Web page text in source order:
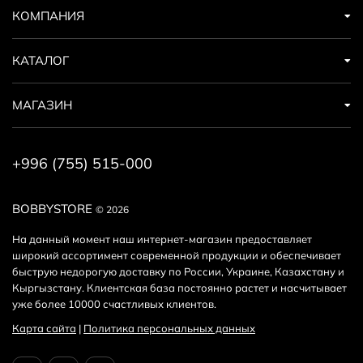
BOBBYSTORE © 2026
На данный момент наш интернет-магазин предоставляет
широкий ассортимент современной продукции и обеспечивает
быструю недорогую доставку по России, Украине, Казахстану и
Кыргызстану. Клиентская база постоянно растет и насчитывает
уже более 10000 счастливых клиентов.
Карта сайта | Политика персональных данных
КОМПАНИЯ
КАТАЛОГ
МАГАЗИН
+996 (755) 515-000